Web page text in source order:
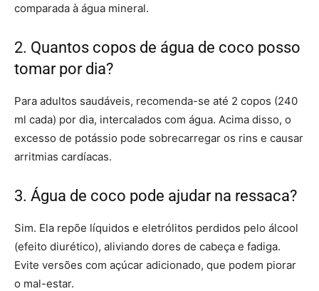
comparada à água mineral.
2. Quantos copos de água de coco posso
tomar por dia?
Para adultos saudáveis, recomenda-se até 2 copos (240
ml cada) por dia, intercalados com água. Acima disso, o
excesso de potássio pode sobrecarregar os rins e causar
arritmias cardíacas.
3. Água de coco pode ajudar na ressaca?
Sim. Ela repõe líquidos e eletrólitos perdidos pelo álcool
(efeito diurético), aliviando dores de cabeça e fadiga.
Evite versões com açúcar adicionado, que podem piorar
o mal-estar.